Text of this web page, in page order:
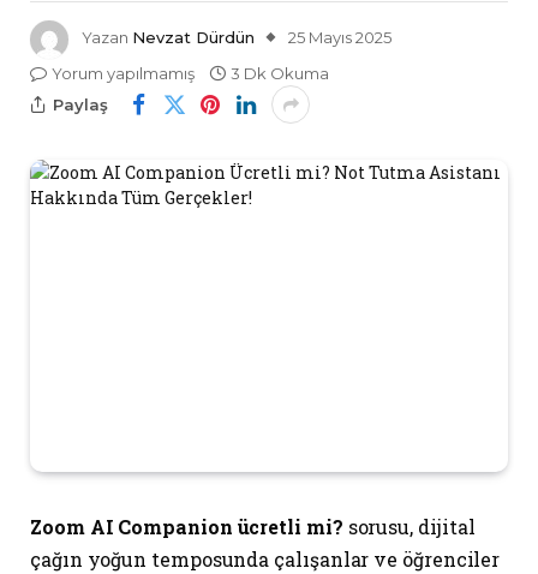
Yazan Nevzat Dürdün
25 Mayıs 2025
Yorum yapılmamış
3 Dk Okuma
Paylaş
Zoom AI Companion ücretli mi? sorusu, dijital
çağın yoğun temposunda çalışanlar ve öğrenciler